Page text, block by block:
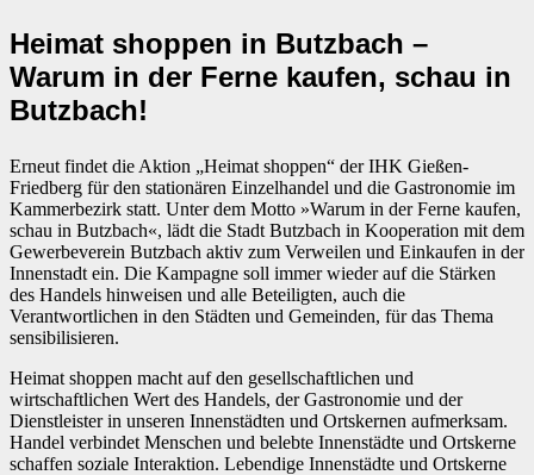
Heimat shoppen in Butzbach –
Warum in der Ferne kaufen, schau in
Butzbach!
Erneut findet die Aktion „Heimat shoppen“ der IHK Gießen-
Friedberg für den stationären Einzelhandel und die Gastronomie im
Kammerbezirk statt. Unter dem Motto »Warum in der Ferne kaufen,
schau in Butzbach«, lädt die Stadt Butzbach in Kooperation mit dem
Gewerbeverein Butzbach aktiv zum Verweilen und Einkaufen in der
Innenstadt ein. Die Kampagne soll immer wieder auf die Stärken
des Handels hinweisen und alle Beteiligten, auch die
Verantwortlichen in den Städten und Gemeinden, für das Thema
sensibilisieren.
Heimat shoppen macht auf den gesellschaftlichen und
wirtschaftlichen Wert des Handels, der Gastronomie und der
Dienstleister in unseren Innenstädten und Ortskernen aufmerksam.
Handel verbindet Menschen und belebte Innenstädte und Ortskerne
schaffen soziale Interaktion. Lebendige Innenstädte und Ortskerne